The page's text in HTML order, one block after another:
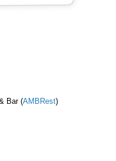
Bar (AMBRest)